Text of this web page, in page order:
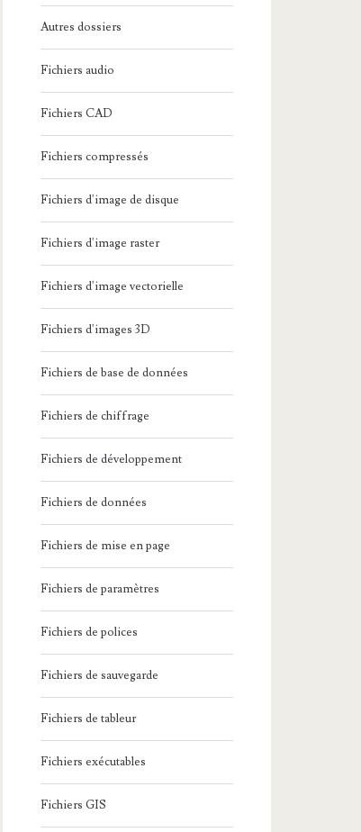
Autres dossiers
Fichiers audio
Fichiers CAD
Fichiers compressés
Fichiers d'image de disque
Fichiers d'image raster
Fichiers d'image vectorielle
Fichiers d'images 3D
Fichiers de base de données
Fichiers de chiffrage
Fichiers de développement
Fichiers de données
Fichiers de mise en page
Fichiers de paramètres
Fichiers de polices
Fichiers de sauvegarde
Fichiers de tableur
Fichiers exécutables
Fichiers GIS